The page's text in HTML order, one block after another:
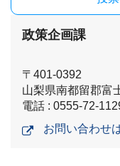
政策企画課
〒401-0392
山梨県南都留郡富
電話 : 0555-72-
お問い合わせ